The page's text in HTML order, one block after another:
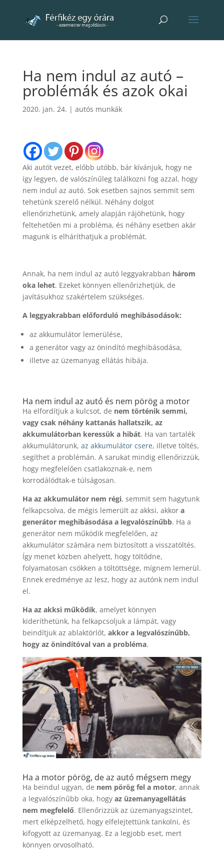
Ha nem indul az autó –
problémák és azok okai
2020. jan. 24. | autós munkák
Aki autót vezet, előbb utóbb, bár kívánjuk, hogy ne
így legyen, de valószínűleg találkozni fog azzal, hogy
nem indul az autó. Sok esetben sajnos semmit sem
tehetünk szerelő nélkül. Néhány dolgot
ellenőrizhetünk, amely alapján rájöhetünk, hogy
feltehetően mi a probléma, és néhány esetben akár
magunk is elháríthatjuk a problémát.
Annak, ha nem indul az autó leggyakrabban három
oka lehet. Ezeket könnyen ellenőrizhetjük, de
javításukhoz szakértelem szükséges.
A leggyakrabban előforduló meghibásodások:
az akkumulátor lemerülése,
a generátor vagy az önindító meghibásodása,
illetve az üzemanyag ellátás hibája.
Ha nem indul az autó és nem pörög a motor
Ha elfordítjuk a kulcsot, de nem történik semmi,
vagy csak néhány kattanás hallatszik, az
akkumulátorban keressük a hibát. Ha van tartalék
akkumulátorunk, az akkumulátor csere, illetve töltés,
segíthet a problémán. A sarukat mindig ellenőrizzük,
hogy megfelelően csatlakoznak-e, nem
korrodálódtak-e túlságosan.
Ha az akkumulátor nem régi, semmit sem hagytunk
felkapcsolva, de mégis lemerült az akksi, akkor a
generátor meghibásodása a legvalószínűbb. Ha a
generátor nem működik megfelelően, az
akkumulátor számára nem biztosított a visszatöltés.
Így menet közben ahelyett, hogy töltődne,
folyamatosan csökken a töltöttsége, mígnem lemerül.
Ennek eredménye az lesz, hogy az autónk nem indul
el.
Ha az akksi működik, amelyet könnyen
kideríthetünk, ha felkapcsoljuk a lámpát, vagy
beindítjuk az ablaktörlőt, akkor a legvalószínűbb,
hogy az önindítóval van a probléma.
Ha a motor pörög, de az autó mégsem megy
Ha beindul ugyan, de nem pörög fel a motor, annak
a legvalószínűbb oka, hogy az üzemanyagellátás
nem megfelelő. Ellenőrizzük az üzemanyagszintet,
mert elképzelhető, hogy elfelejtettünk tankolni, és
kifogyott az üzemanyag. Ez a legjobb eset, mert
könnyen orvosolható.